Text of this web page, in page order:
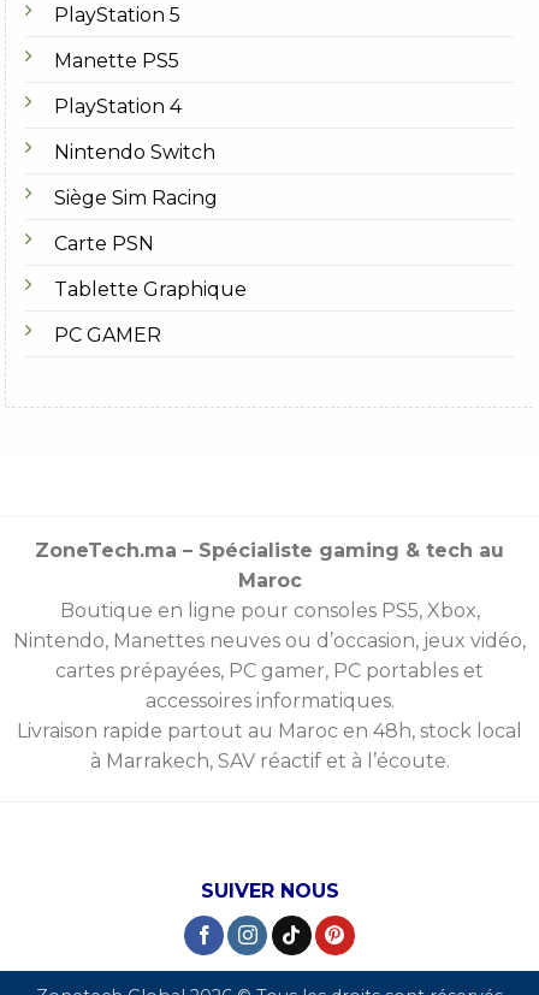
PlayStation 5
Manette PS5
PlayStation 4
Nintendo Switch
Siège Sim Racing
Carte PSN
Tablette Graphique
PC GAMER
ZoneTech.ma – Spécialiste gaming & tech au
Maroc
Boutique en ligne pour consoles PS5, Xbox,
Nintendo, Manettes neuves ou d’occasion, jeux vidéo,
cartes prépayées, PC gamer, PC portables et
accessoires informatiques.
Livraison rapide partout au Maroc en 48h, stock local
à Marrakech, SAV réactif et à l’écoute.
SUIVER NOUS